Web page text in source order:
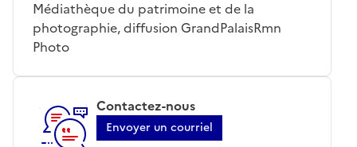
Médiathèque du patrimoine et de la
photographie, diffusion GrandPalaisRmn
Photo
Contactez-nous
Envoyer un courriel